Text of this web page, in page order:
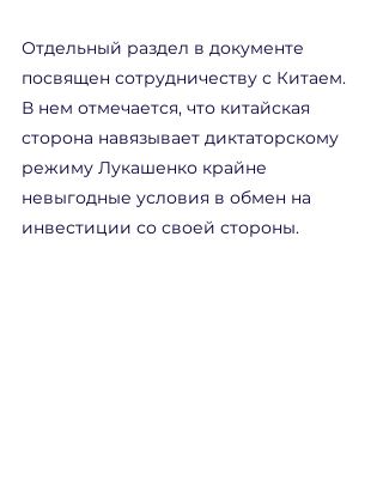
Отдельный раздел в документе
посвящен сотрудничеству с Китаем.
В нем отмечается, что китайская
сторона навязывает диктаторскому
режиму Лукашенко крайне
невыгодные условия в обмен на
инвестиции со своей стороны.